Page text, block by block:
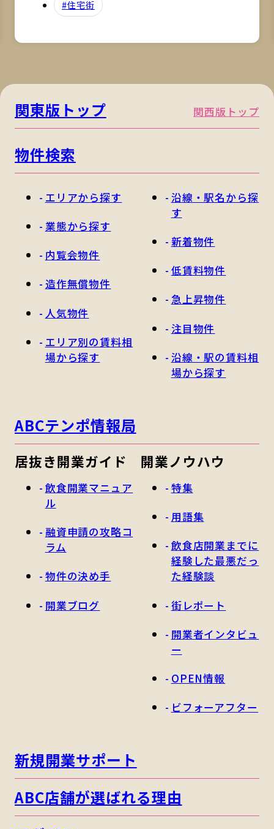
#住宅街
関東版トップ 関西版トップ
物件検索
エリアから探す
業態から探す
内覧会物件
造作無償物件
人気物件
エリア別の賃料相
場から探す
沿線・駅名から探
す
新着物件
低賃料物件
急上昇物件
注目物件
沿線・駅の賃料相
場から探す
ABCテンポ情報局
居抜き開業ガイド
飲食開業マニュア
ル
融資申請の攻略コ
ラム
物件の決め手
開業ブログ
開業ノウハウ
特集
用語集
飲食店開業までに
経験した最悪だっ
た経験談
街レポート
開業者インタビュ
ー
OPEN情報
ビフォーアフター
新規開業サポート
ABC店舗が選ばれる理由